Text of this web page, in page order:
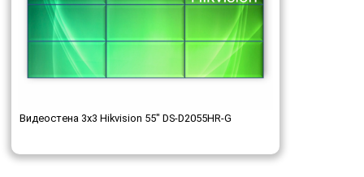
Видеостена 3x3 Hikvision 55" DS-D2055HR-G